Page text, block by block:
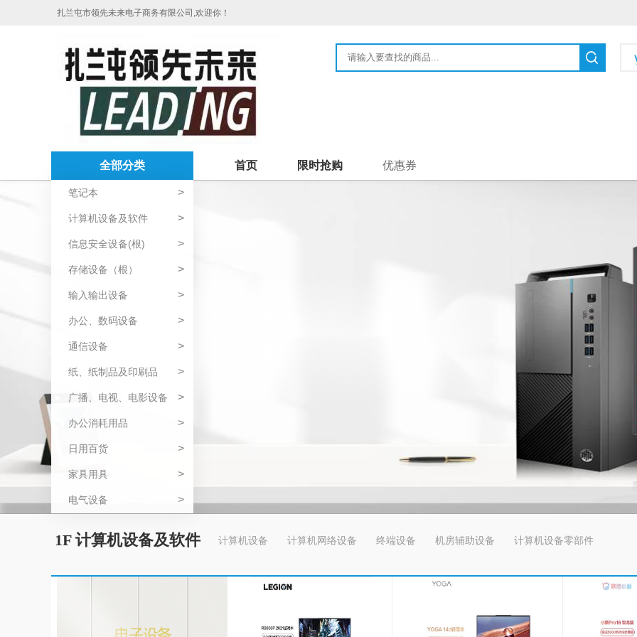
扎兰屯市领先未来电子商务有限公司,欢迎你！
全部分类
笔记本 >
计算机设备及软件 >
信息安全设备(根) >
存储设备（根） >
输入输出设备 >
办公、数码设备 >
通信设备 >
纸、纸制品及印刷品 >
广播、电视、电影设备 >
办公消耗用品 >
日用百货 >
家具用具 >
电气设备 >
首页 限时抢购 优惠券
1F 计算机设备及软件 计算机设备 计算机网络设备 终端设备 机房辅助设备 计算机设备零部件